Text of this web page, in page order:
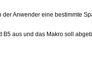
Anwender eine bestimmte
B5 aus und das Makro soll